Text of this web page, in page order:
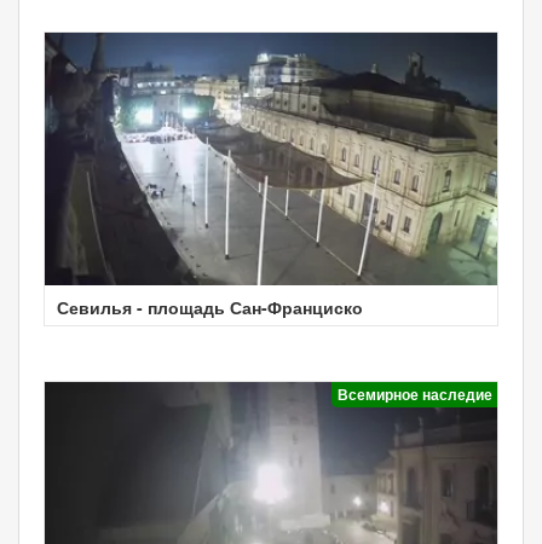
Севилья - площадь Сан-Франциско
Всемирное наследие